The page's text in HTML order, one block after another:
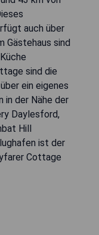
auch über
Gästehaus sind
sind die
ein eigenes
in der Nähe der
Daylesford,
Hill
ist der
Cottage